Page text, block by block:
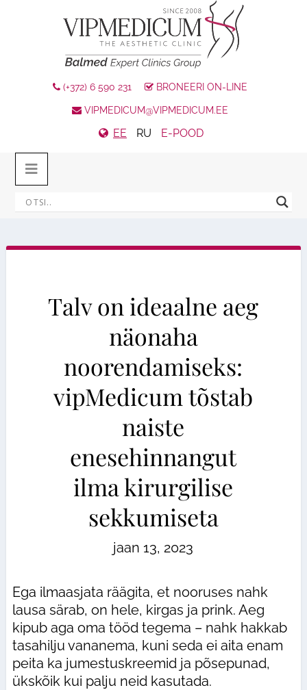
(+372) 6 590 231 BRONEERI ON-LINE
VIPMEDICUM@VIPMEDICUM.EE
EE RU E-POOD
Talv on ideaalne aeg
näonaha
noorendamiseks:
vipMedicum tõstab
naiste
enesehinnangut
ilma kirurgilise
sekkumiseta
jaan 13, 2023
Ega ilmaasjata räägita, et nooruses nahk
lausa särab, on hele, kirgas ja prink. Aeg
kipub aga oma tööd tegema – nahk hakkab
tasahilju vananema, kuni seda ei aita enam
peita ka jumestuskreemid ja põsepunad,
ükskõik kui palju neid kasutada.